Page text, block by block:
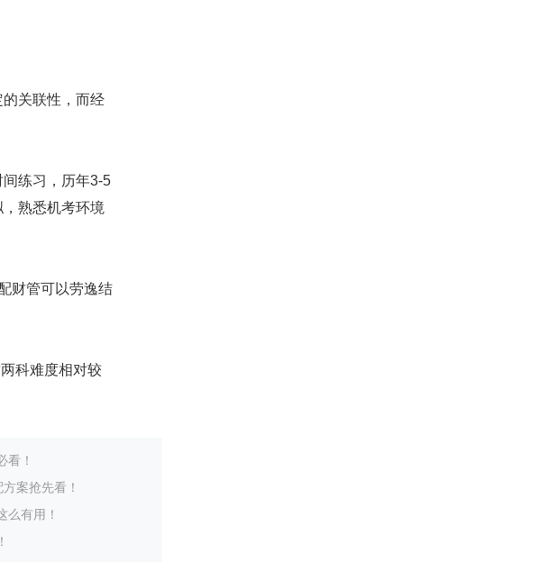
关联性，而经
练习，历年3-5
熟悉机考环境
财管可以劳逸结
科难度相对较
看！
案抢先看！
么有用！